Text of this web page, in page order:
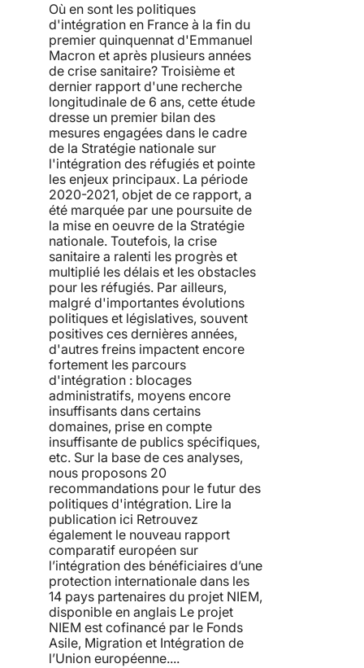
Où en sont les politiques
d'intégration en France à la fin du
premier quinquennat d'Emmanuel
Macron et après plusieurs années
de crise sanitaire? Troisième et
dernier rapport d'une recherche
longitudinale de 6 ans, cette étude
dresse un premier bilan des
mesures engagées dans le cadre
de la Stratégie nationale sur
l'intégration des réfugiés et pointe
les enjeux principaux. La période
2020-2021, objet de ce rapport, a
été marquée par une poursuite de
la mise en oeuvre de la Stratégie
nationale. Toutefois, la crise
sanitaire a ralenti les progrès et
multiplié les délais et les obstacles
pour les réfugiés. Par ailleurs,
malgré d'importantes évolutions
politiques et législatives, souvent
positives ces dernières années,
d'autres freins impactent encore
fortement les parcours
d'intégration : blocages
administratifs, moyens encore
insuffisants dans certains
domaines, prise en compte
insuffisante de publics spécifiques,
etc. Sur la base de ces analyses,
nous proposons 20
recommandations pour le futur des
politiques d'intégration. Lire la
publication ici Retrouvez
également le nouveau rapport
comparatif européen sur
l’intégration des bénéficiaires d’une
protection internationale dans les
14 pays partenaires du projet NIEM,
disponible en anglais Le projet
NIEM est cofinancé par le Fonds
Asile, Migration et Intégration de
l’Union européenne....